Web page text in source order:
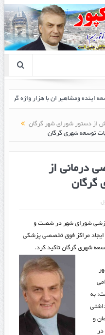
توسعه شهری گرگان
درمانی از
گرگان
شورای شهر در شصت و
مراکز فوق تخصصی پزشکی
شهری گرگان تاکید کرد.
به
و